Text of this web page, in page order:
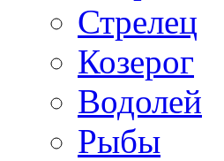
Стрелец
Козерог
Водолей
Рыбы